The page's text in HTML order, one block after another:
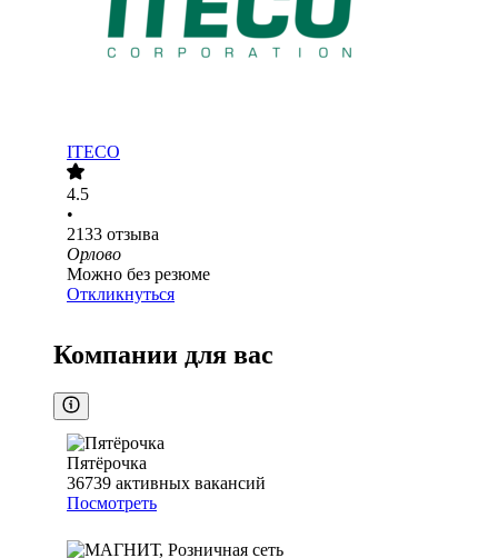
ITECO
4.5
•
2133 отзыва
Орлово
Можно без резюме
Откликнуться
Компании для вас
Пятёрочка
36739 активных вакансий
Посмотреть